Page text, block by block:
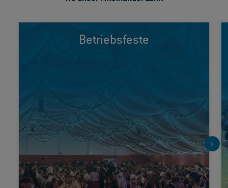
Betriebsfeste
Gemeinsam arbeiten, gemeinsam feiern. Wir laden unsere